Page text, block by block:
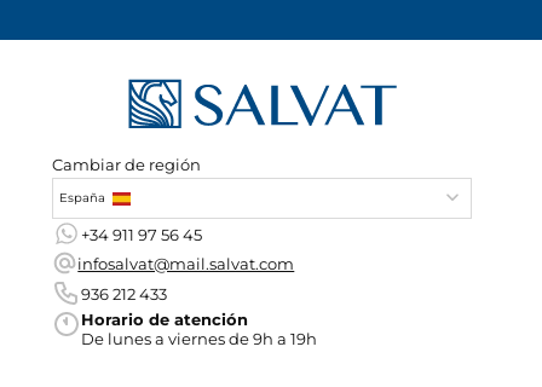
Cambiar de región
España
+34 911 97 56 45
infosalvat@mail.salvat.com
936 212 433
Horario de atención
De lunes a viernes de 9h a 19h